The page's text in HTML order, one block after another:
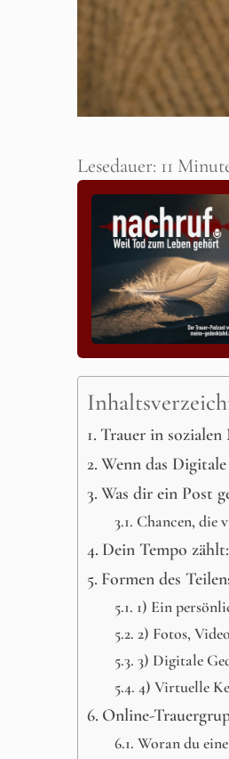
Trauer in
Wenn das
Was dir ein Post
Chancen, die
Dein Tempo
Formen des
1) Ein
2) Fotos,
3) Digitale
4) Virtuelle
Online-
Woran du